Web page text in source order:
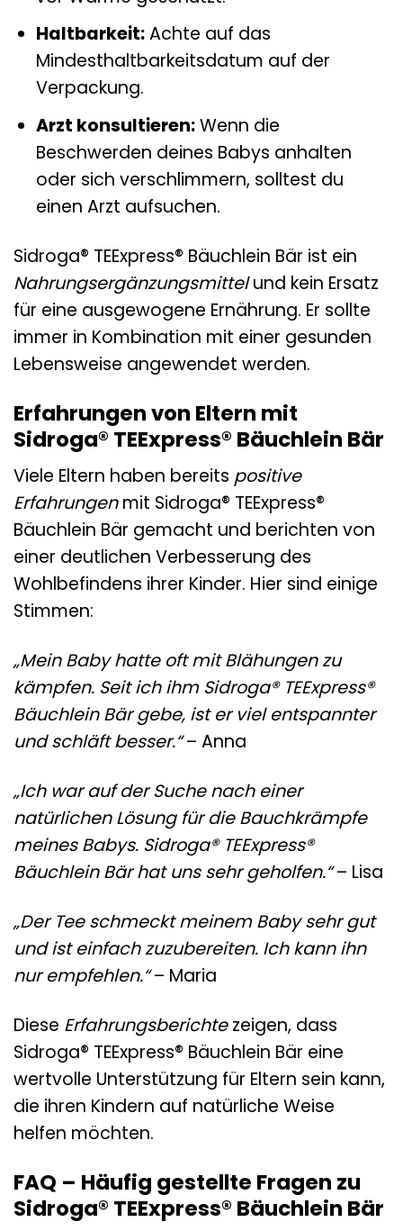
Haltbarkeit:Achte auf das
Mindesthaltbarkeitsdatum auf der
Verpackung.
Arzt konsultieren:Wenn die
Beschwerden deines Babys anhalten
oder sich verschlimmern, solltest du
einen Arzt aufsuchen.
Sidroga® TEExpress® Bäuchlein Bär ist ein
Nahrungsergänzungsmittelund kein Ersatz
für eine ausgewogene Ernährung. Er sollte
immer in Kombination mit einer gesunden
Lebensweise angewendet werden.
Erfahrungen von Eltern mit
Sidroga® TEExpress® Bäuchlein Bär
Viele Eltern haben bereits positive
Erfahrungenmit Sidroga® TEExpress®
Bäuchlein Bär gemacht und berichten von
einer deutlichen Verbesserung des
Wohlbefindens ihrer Kinder. Hier sind einige
Stimmen:
„Mein Baby hatte oft mit Blähungen zu
kämpfen. Seit ich ihm Sidroga® TEExpress®
Bäuchlein Bär gebe, ist er viel entspannter
und schläft besser.“– Anna
„Ich war auf der Suche nach einer
natürlichen Lösung für die Bauchkrämpfe
meines Babys. Sidroga® TEExpress®
Bäuchlein Bär hat uns sehr geholfen.“– Lisa
„Der Tee schmeckt meinem Baby sehr gut
und ist einfach zuzubereiten. Ich kann ihn
nur empfehlen.“– Maria
Diese Erfahrungsberichtezeigen, dass
Sidroga® TEExpress® Bäuchlein Bär eine
wertvolle Unterstützung für Eltern sein kann,
die ihren Kindern auf natürliche Weise
helfen möchten.
FAQ – Häufig gestellte Fragen zu
Sidroga® TEExpress® Bäuchlein Bär